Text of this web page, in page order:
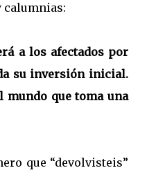
calumnias:
a los afectados por
su inversión inicial.
mundo que toma una
que “devolvisteis”